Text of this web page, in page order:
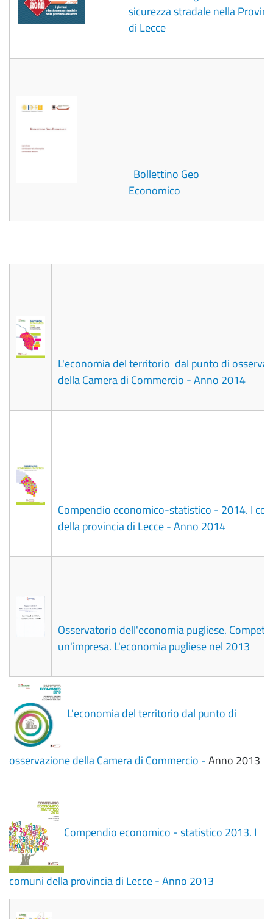
sicurezza stradale nella
di Lecce
Bollettino Geo
Economico
L'economia del territorio dal punto di
della Camera di Commercio - Anno 2014
Compendio economico-statistico - 2014. I
della provincia di Lecce - Anno 2014
Osservatorio dell'economia pugliese.
un'impresa. L'economia pugliese nel 2013
L'economia del territorio dal punto di
osservazione della Camera di Commercio -Anno 2013
Compendio economico - statistico 2013. I
comuni della provincia di Lecce - Anno 2013